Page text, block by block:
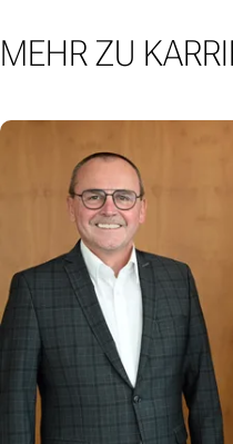
MEHR ZU